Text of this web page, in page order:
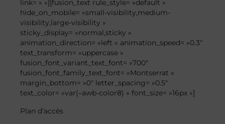
link= » »][fusion_text rule_style= »default »
hide_on_mobile= »small-visibility,medium-
visibility,large-visibility »
sticky_display= »normal,sticky »
animation_direction= »left » animation_speed= »0.3″
text_transform= »uppercase »
fusion_font_variant_text_font= »700″
fusion_font_family_text_font= »Montserrat »
margin_bottom= »0″ letter_spacing= »0.5″
text_color= »var(–awb-color8) » font_size= »16px »]
Plan d’accès